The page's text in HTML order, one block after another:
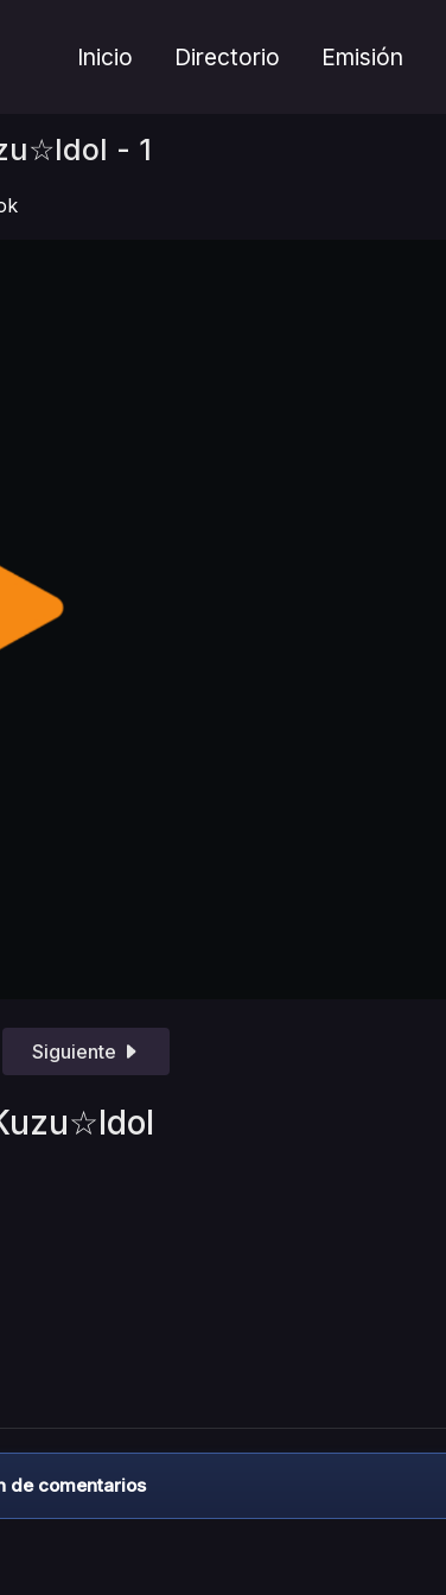
Inicio Directorio Emisión
- 1
Siguiente
de comentarios